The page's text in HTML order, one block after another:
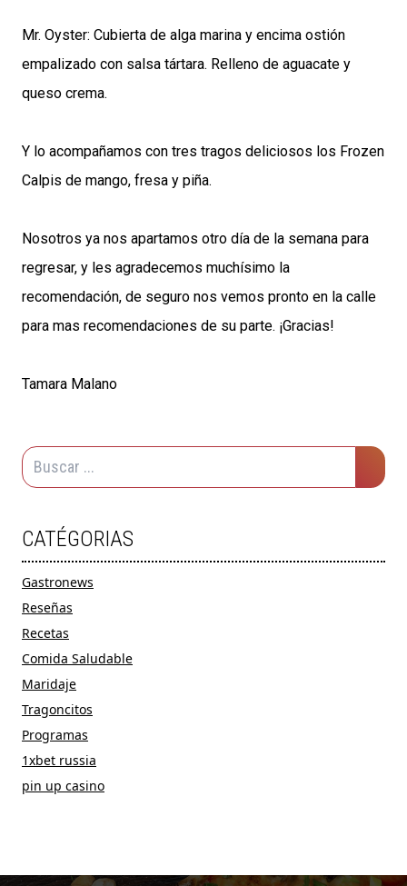
Mr. Oyster: Cubierta de alga marina y encima ostión
empalizado con salsa tártara. Relleno de aguacate y
queso crema.
Y lo acompañamos con tres tragos deliciosos los Frozen
Calpis de mango, fresa y piña.
Nosotros ya nos apartamos otro día de la semana para
regresar, y les agradecemos muchísimo la
recomendación, de seguro nos vemos pronto en la calle
para mas recomendaciones de su parte. ¡Gracias!
Tamara Malano
CATÉGORIAS
Gastronews
Reseñas
Recetas
Comida Saludable
Maridaje
Tragoncitos
Programas
1xbet russia
pin up casino